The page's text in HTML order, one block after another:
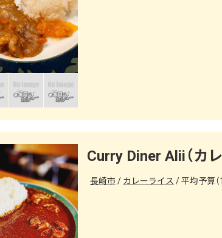
Curry Diner Alii（カ
長崎市 カレーライス 平均予算（